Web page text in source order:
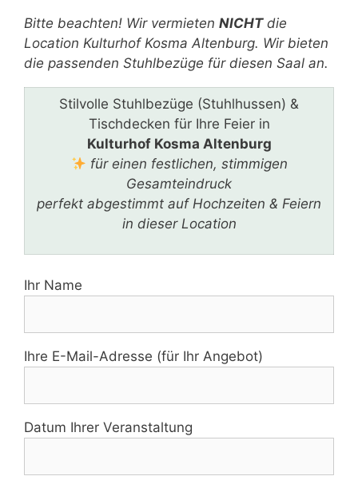
Bitte beachten! Wir vermieten NICHTdie
Location Kulturhof Kosma Altenburg. Wir bieten
die passenden Stuhlbezüge für diesen Saal an.
Stilvolle Stuhlbezüge (Stuhlhussen) &
Tischdecken für Ihre Feier in
Kulturhof Kosma Altenburg
für einen festlichen, stimmigen
Gesamteindruck
perfekt abgestimmt auf Hochzeiten & Feiern
in dieser Location
Ihr Name
Ihre E-Mail-Adresse (für Ihr Angebot)
Datum Ihrer Veranstaltung